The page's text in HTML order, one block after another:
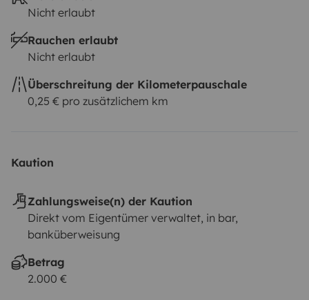
Nicht erlaubt
Rauchen erlaubt
Nicht erlaubt
Überschreitung der Kilometerpauschale
0,25 € pro zusätzlichem km
Kaution
Zahlungsweise(n) der Kaution
Direkt vom Eigentümer verwaltet, in bar,
banküberweisung
Betrag
2.000 €